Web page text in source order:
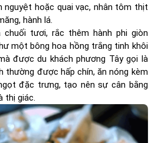
nguyệt hoặc quai vạc, nhân tôm thịt
hành lá.
chuối tươi, rắc thêm hành phi giòn
một bông hoa hồng trắng tinh khôi
được du khách phương Tây gọi là
thường được hấp chín, ăn nóng kèm
đặc trưng, tạo nên sự cân bằng
thị giác.